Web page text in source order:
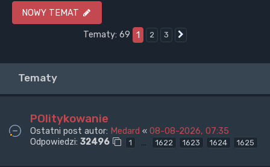
NOWY TEMAT
Tematy: 69
1 2 3
Tematy
POlitykowanie
Ostatni post autor: Medard « 08-08-2026, 07:35
Odpowiedzi: 32496 1 … 1622 1623 1624 1625